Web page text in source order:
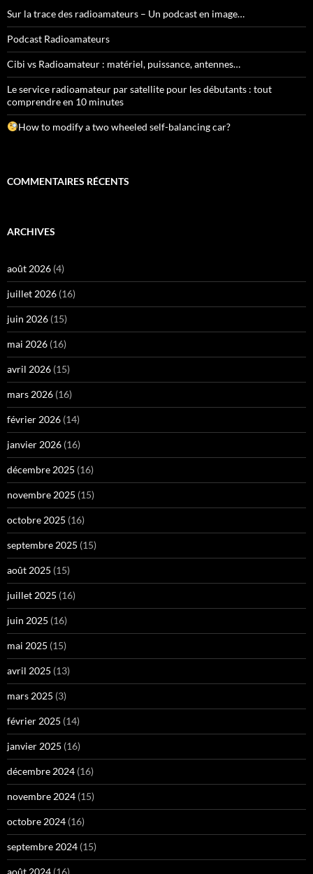
Sur la trace des radioamateurs – Un podcast en image…
Podcast Radioamateurs
Cibi vs Radioamateur : matériel, puissance, antennes…
Le service radioamateur par satellite pour les débutants : tout
comprendre en 10 minutes
How to modify a two wheeled self-balancing car?
COMMENTAIRES RÉCENTS
ARCHIVES
août 2026 (4)
juillet 2026 (16)
juin 2026 (15)
mai 2026 (16)
avril 2026 (15)
mars 2026 (16)
février 2026 (14)
janvier 2026 (16)
décembre 2025 (16)
novembre 2025 (15)
octobre 2025 (16)
septembre 2025 (15)
août 2025 (15)
juillet 2025 (16)
juin 2025 (16)
mai 2025 (15)
avril 2025 (13)
mars 2025 (3)
février 2025 (14)
janvier 2025 (16)
décembre 2024 (16)
novembre 2024 (15)
octobre 2024 (16)
septembre 2024 (15)
août 2024 (16)